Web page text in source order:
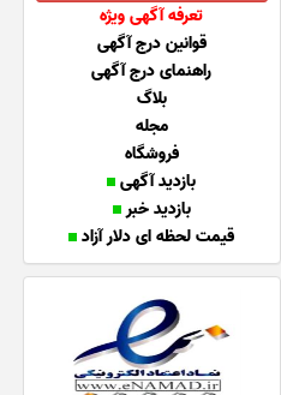
تعرفه آگهی ویژه
قوانین درج آگهی
راهنمای درج آگهی
بلاگ
مجله
فروشگاه
بازدید آگهی
بازدید خبر
قیمت لحظه ای دلار آزاد